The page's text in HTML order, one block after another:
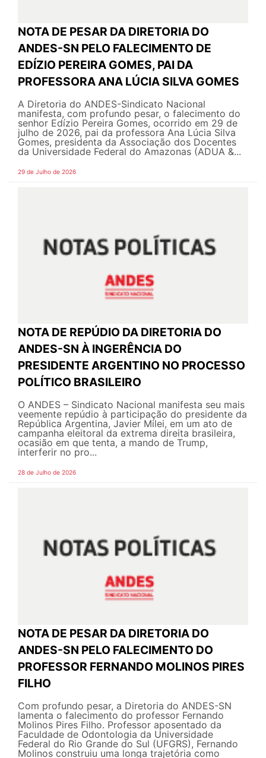
NOTA DE PESAR DA DIRETORIA DO
ANDES-SN PELO FALECIMENTO DE
EDÍZIO PEREIRA GOMES, PAI DA
PROFESSORA ANA LÚCIA SILVA GOMES
A Diretoria do ANDES-Sindicato Nacional
manifesta, com profundo pesar, o falecimento do
senhor Edízio Pereira Gomes, ocorrido em 29 de
julho de 2026, pai da professora Ana Lúcia Silva
Gomes, presidenta da Associação dos Docentes
da Universidade Federal do Amazonas (ADUA &...
29 de Julho de 2026
NOTA DE REPÚDIO DA DIRETORIA DO
ANDES-SN À INGERÊNCIA DO
PRESIDENTE ARGENTINO NO PROCESSO
POLÍTICO BRASILEIRO
O ANDES – Sindicato Nacional manifesta seu mais
veemente repúdio à participação do presidente da
República Argentina, Javier Milei, em um ato de
campanha eleitoral da extrema direita brasileira,
ocasião em que tenta, a mando de Trump,
interferir no pro...
28 de Julho de 2026
NOTA DE PESAR DA DIRETORIA DO
ANDES-SN PELO FALECIMENTO DO
PROFESSOR FERNANDO MOLINOS PIRES
FILHO
Com profundo pesar, a Diretoria do ANDES-SN
lamenta o falecimento do professor Fernando
Molinos Pires Filho. Professor aposentado da
Faculdade de Odontologia da Universidade
Federal do Rio Grande do Sul (UFGRS), Fernando
Molinos construiu uma longa trajetória como